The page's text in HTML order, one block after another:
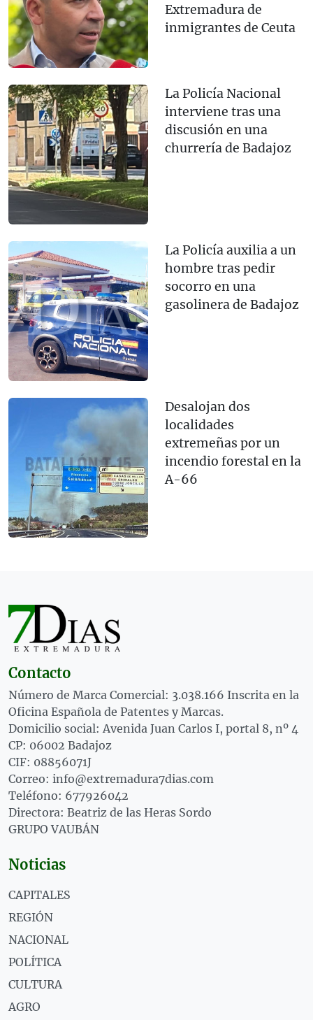
Extremadura de
inmigrantes de Ceuta
La Policía Nacional
interviene tras una
discusión en una
churrería de Badajoz
La Policía auxilia a un
hombre tras pedir
socorro en una
gasolinera de Badajoz
Desalojan dos
localidades
extremeñas por un
incendio forestal en la
A-66
Contacto
Número de Marca Comercial: 3.038.166 Inscrita en la
Oficina Española de Patentes y Marcas.
Domicilio social: Avenida Juan Carlos I, portal 8, nº 4
CP: 06002 Badajoz
CIF: 08856071J
Correo: info@extremadura7dias.com
Teléfono: 677926042
Directora: Beatriz de las Heras Sordo
GRUPO VAUBÁN
Noticias
CAPITALES
REGIÓN
NACIONAL
POLÍTICA
CULTURA
AGRO